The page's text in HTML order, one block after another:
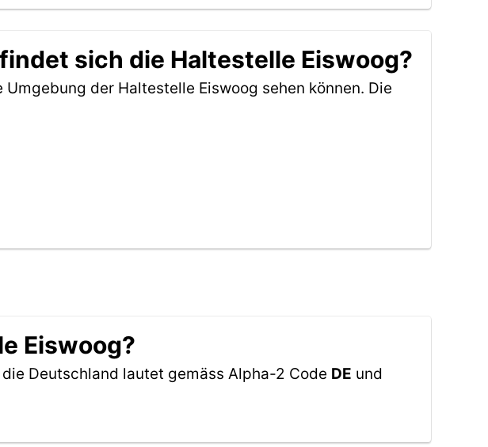
sich die Haltestelle Eiswoog?
der Haltestelle Eiswoog sehen können. Die
Eiswoog?
die Deutschland lautet gemäss Alpha-2 Code DE und